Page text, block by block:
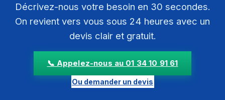
Décrivez-nous votre besoin en 30 secondes.
On revient vers vous sous 24 heures avec un
devis clair et gratuit.
📞 Appelez-nous au 01 34 10 91 61
Ou demander un devis